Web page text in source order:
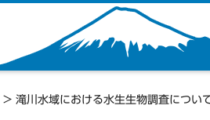
> 滝川水域における水生生物調査につい